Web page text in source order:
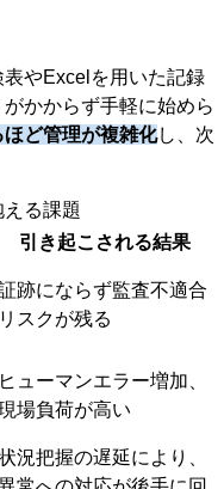
やExcelを用いた記録
かからず手軽に始めら
ど管理が複雑化し、次
る課題
引き起こされる結果
跡にならず監査不適合
リスクが残る
ヒューマンエラー増加、
場負荷が高い
況把握の遅延により、